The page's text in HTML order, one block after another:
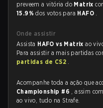
preveem a vitória do Matrix
15.9%dos votos para HAFO .
Onde assistir
Assista HAFO vs Matrixao
Para assistir a mais partidas
partidas de CS2 .
Acompanhe toda a ação que
Championship #6 , assim
ao vivo, tudo na Strafe.